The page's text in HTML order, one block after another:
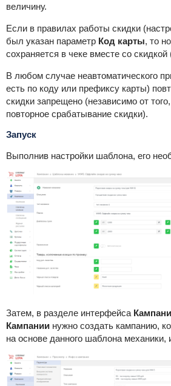
величину.
Если в правилах работы скидки
был указан параметр Код карты, то
сохраняется в чеке вместе со скидкой
В любом случае неавтоматического
есть по коду или префиксу карты)
скидки запрещено (независимо от
повторное срабатывание скидки).
Запуск
Выполнив настройки шаблона, его
Затем, в разделе интерфейса
Кампаниинужно создать кампанию,
на основе данного шаблона механики,